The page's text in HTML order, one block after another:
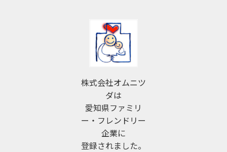
株式会社オムニツ
ダは
愛知県ファミリ
ー・フレンドリー
企業に
登録されました。